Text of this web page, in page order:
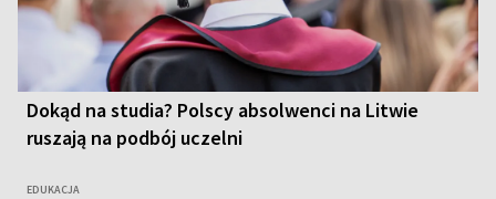
Dokąd na studia? Polscy absolwenci na Litwie
ruszają na podbój uczelni
EDUKACJA